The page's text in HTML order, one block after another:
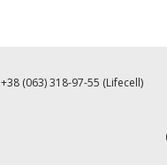
+38 (063) 318-97-55 (Lifecell)